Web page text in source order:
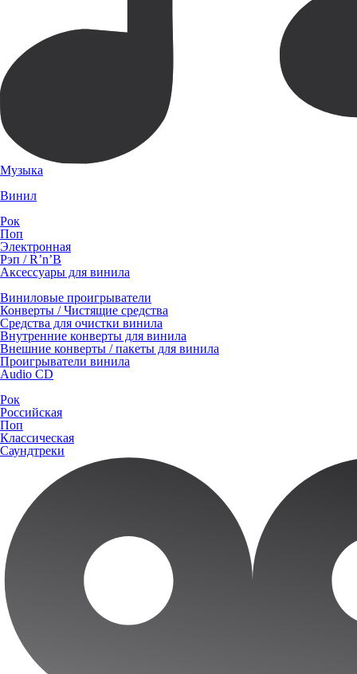
Музыка
Винил
Рок
Поп
Электронная
Рэп / R’n’B
Аксессуары для винила
Виниловые проигрыватели
Конверты / Чистящие средства
Средства для очистки винила
Внутренние конверты для винила
Внешние конверты / пакеты для винила
Проигрыватели винила
Audio CD
Рок
Российская
Поп
Классическая
Саундтреки